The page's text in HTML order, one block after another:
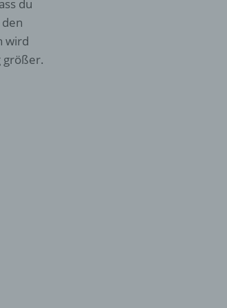
du
wird
größer.